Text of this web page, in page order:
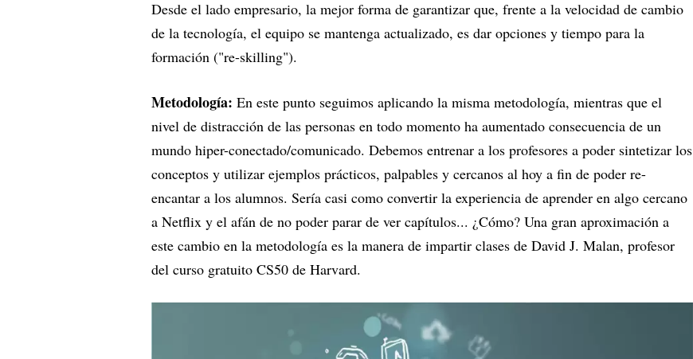
Desde el lado empresario, la mejor forma de garantizar que, frente a la velocidad de cambio
de la tecnología, el equipo se mantenga actualizado, es dar opciones y tiempo para la
formación ("re-skilling").
Metodología: En este punto seguimos aplicando la misma metodología, mientras que el
nivel de distracción de las personas en todo momento ha aumentado consecuencia de un
mundo hiper-conectado/comunicado. Debemos entrenar a los profesores a poder sintetizar los
conceptos y utilizar ejemplos prácticos, palpables y cercanos al hoy a fin de poder re-
encantar a los alumnos. Sería casi como convertir la experiencia de aprender en algo cercano
a Netflix y el afán de no poder parar de ver capítulos... ¿Cómo? Una gran aproximación a
este cambio en la metodología es la manera de impartir clases de David J. Malan, profesor
del curso gratuito CS50 de Harvard.